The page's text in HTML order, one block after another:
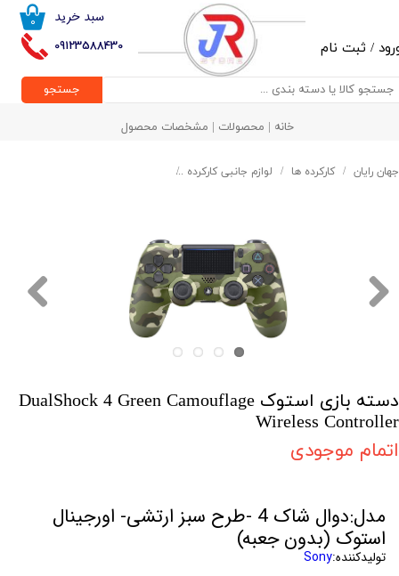
09123588430
۰ سبد خرید
/ ثبت نام
حساب کاربری من
تغییر گذر واژه
جستجو
خانه | محصولات | مشخصات محصول
جهان رایان کارکرده ها لوازم جانبی کارکرده
دسته بازی استوک DualShock 4 Green Camouflage
Wireless Controller
اتمام موجودی
مدل:دوال شاک 4 -طرح سبز ارتشی- اورجینال
استوک (بدون جعبه)
تولیدکننده:Sony